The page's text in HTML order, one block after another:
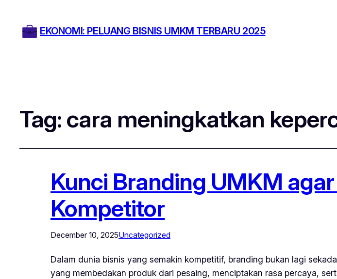
EKONOMI: PELUANG BISNIS UMKM TERBARU 2025
Tag: cara meningkatkan
Kunci Branding UMKM
Kompetitor
December 10, 2025Uncategorized
Dalam dunia bisnis yang semakin kompetitif, branding bukan lagi
yang membedakan produk dari pesaing, menciptakan rasa percaya,